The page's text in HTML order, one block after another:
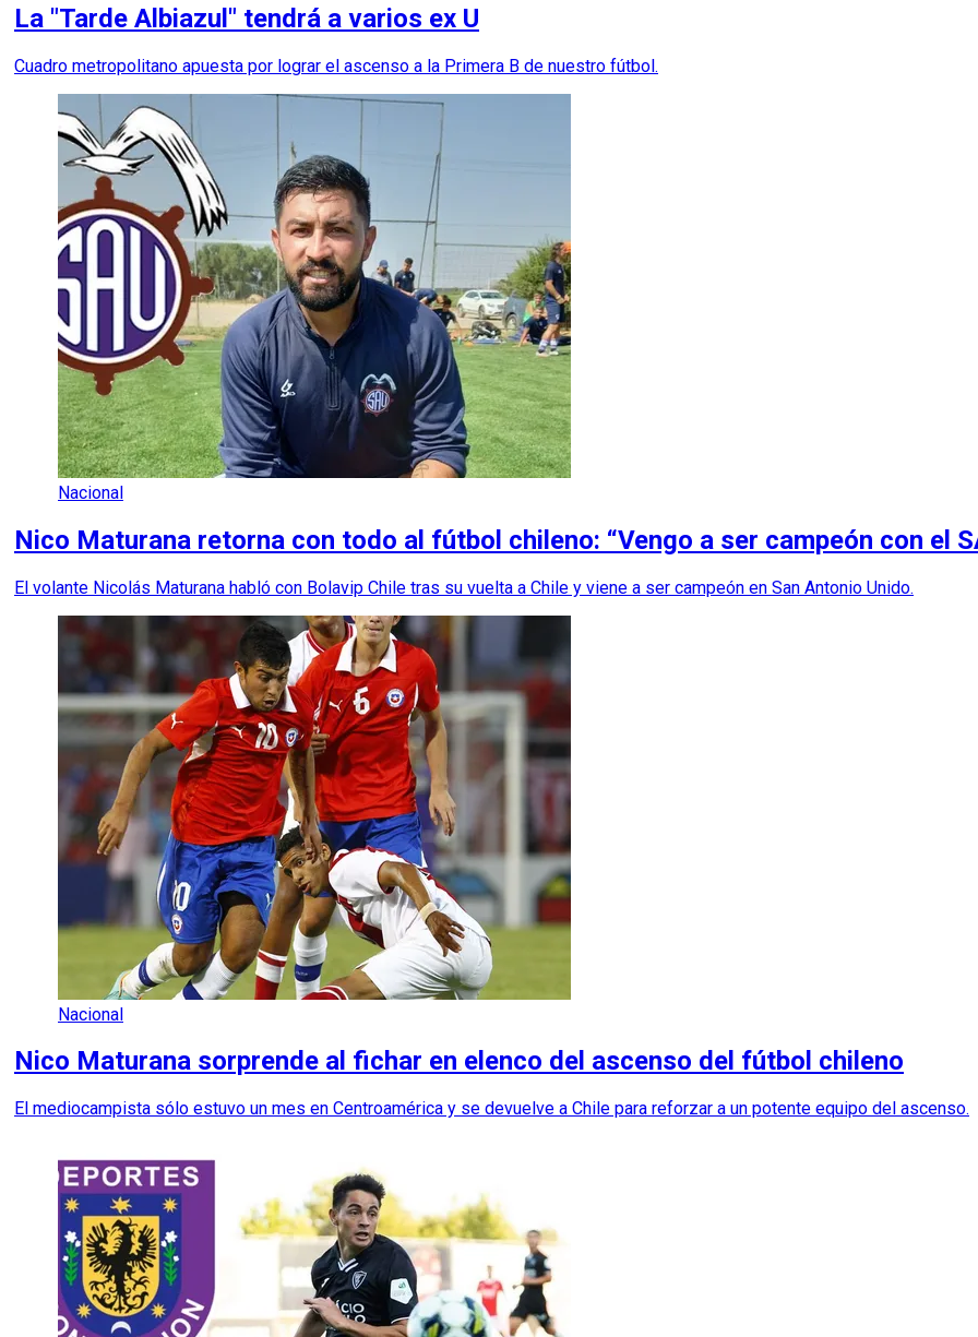
La "Tarde Albiazul" tendrá a varios ex U
Cuadro metropolitano apuesta por lograr el ascenso a la Primera B de nuestro fútbol.
Nacional
Nico Maturana retorna con todo al fútbol chileno: “Vengo a ser campeón con el
El volante Nicolás Maturana habló con Bolavip Chile tras su vuelta a Chile y viene a ser campeón en San Antonio Unido.
Nacional
Nico Maturana sorprende al fichar en elenco del ascenso del fútbol chileno
El mediocampista sólo estuvo un mes en Centroamérica y se devuelve a Chile para reforzar a un potente equipo del ascenso.